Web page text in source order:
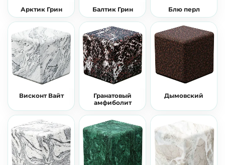
Арктик Грин Балтик Грин Блю перл
Висконт Вайт
Гранатовый
амфиболит
Дымовский